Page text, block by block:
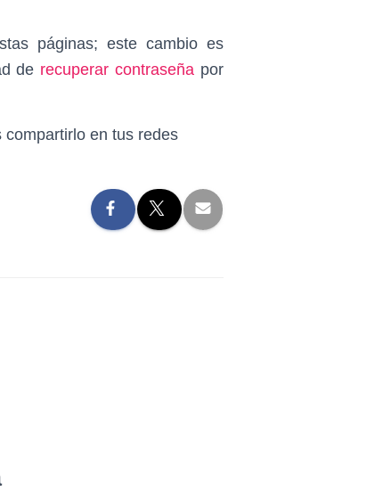
páginas; este cambio es
de recuperar contraseña por
en tus redes